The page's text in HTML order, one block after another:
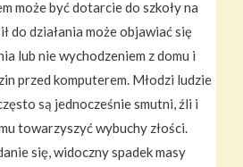
może być dotarcie do szkoły na
do działania może objawiać się
lub nie wychodzeniem z domu i
przed komputerem. Młodzi ludzie
są jednocześnie smutni, źli i
towarzyszyć wybuchy złości.
się, widoczny spadek masy